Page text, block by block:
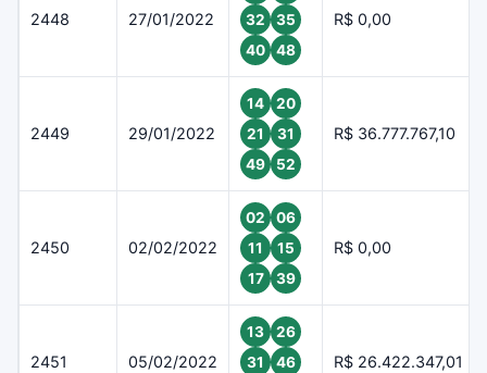
2448 27/01/2022
32
35
40
48
R$ 0,00
2449 29/01/2022
14
20
21
31
49
52
R$ 36.777.767,10
2450 02/02/2022
02
06
11
15
17
39
R$ 0,00
2451 05/02/2022
13
26
31
46
R$ 26.422.347,01